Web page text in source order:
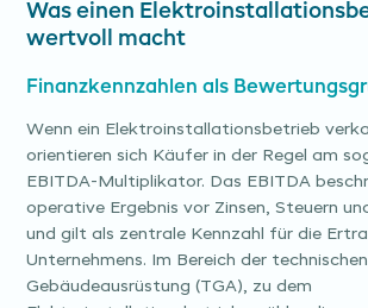
Was einen
wertvoll macht
Finanzkennzahlen als
Wenn ein Elektroinstallationsbetrieb
orientieren sich Käufer in der Regel am
EBITDA-Multiplikator. Das EBITDA
operative Ergebnis vor Zinsen, Steuern
und gilt als zentrale Kennzahl für die
Unternehmens. Im Bereich der technischen
Gebäudeausrüstung (TGA), zu dem